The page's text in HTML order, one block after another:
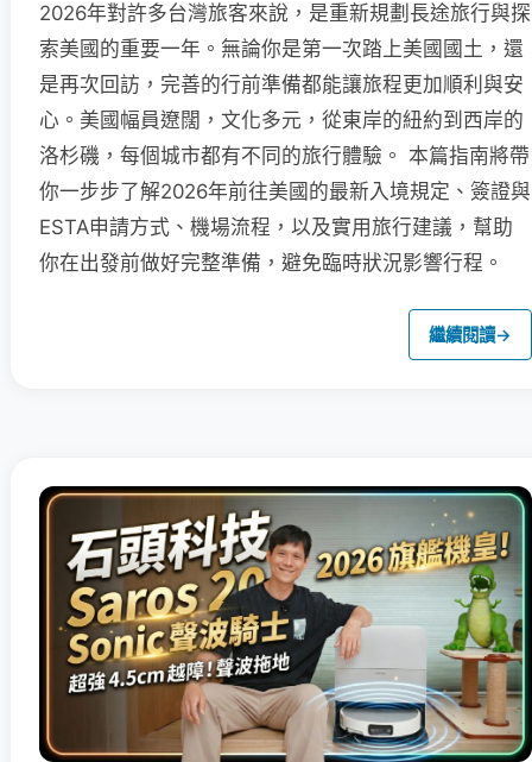
2026年對許多台灣旅客來說，是重新規劃長途旅行與探
索美國的重要一年。無論你是第一次踏上美國國土，還
是再次回訪，完善的行前準備都能讓旅程更加順利與安
心。美國幅員遼闊，文化多元，從東岸的紐約到西岸的
洛杉磯，每個城市都有不同的旅行體驗。 本篇指南將帶
你一步步了解2026年前往美國的最新入境規定、簽證與
ESTA申請方式、機場流程，以及實用旅行建議，幫助
你在出發前做好完整準備，避免臨時狀況影響行程。
繼續閱讀→